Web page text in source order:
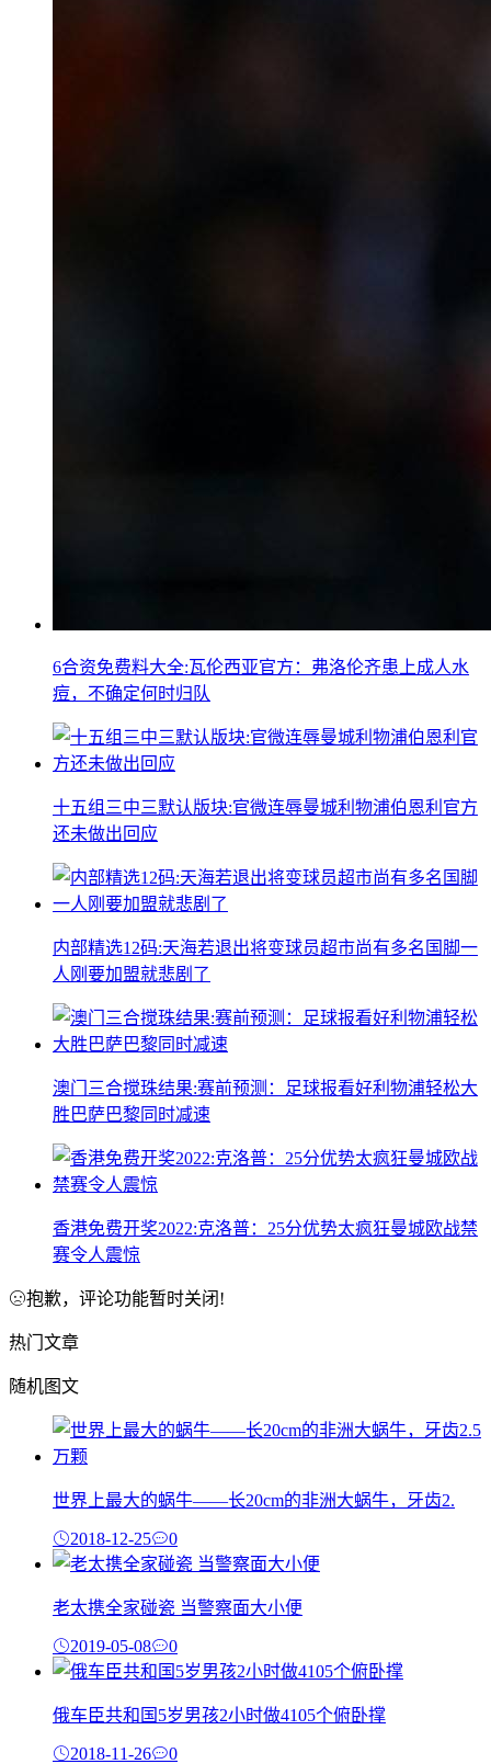
6合资免费料大全:瓦伦西亚官方：弗洛伦齐患上成人水
痘，不确定何时归队
十五组三中三默认版块:官微连辱曼城利物浦伯恩利官方
还未做出回应
内部精选12码:天海若退出将变球员超市尚有多名国脚一
人刚要加盟就悲剧了
澳门三合搅珠结果:赛前预测：足球报看好利物浦轻松大
胜巴萨巴黎同时减速
香港免费开奖2022:克洛普：25分优势太疯狂曼城欧战禁
赛令人震惊
抱歉，评论功能暂时关闭!
热门文章
随机图文
世界上最大的蜗牛——长20cm的非洲大蜗牛，牙齿2.
2018-12-25 0
老太携全家碰瓷 当警察面大小便
2019-05-08 0
俄车臣共和国5岁男孩2小时做4105个俯卧撑
2018-11-26 0